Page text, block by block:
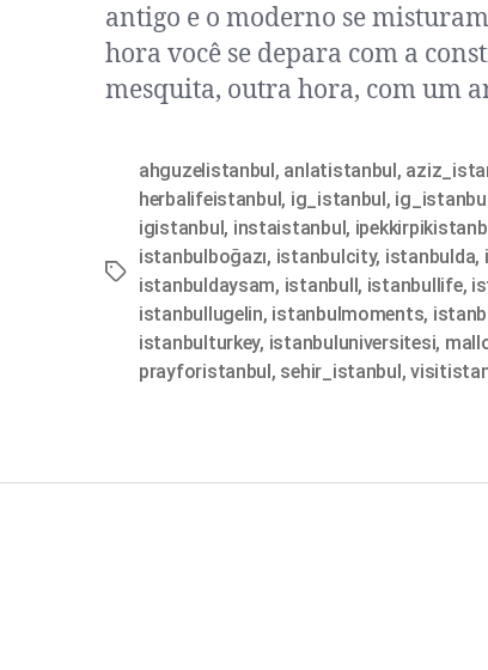
antigo e o moderno se
hora você se depara com a
mesquita, outra hora, com um
ahguzelistanbul, anlatistanbul,
herbalifeistanbul, ig_istanbul,
igistanbul, instaistanbul,
istanbulboğazı, istanbulcity, istanbulda,
istanbuldaysam, istanbull, istanbullife,
istanbullugelin, istanbulmoments,
istanbulturkey, istanbuluniversitesi,
prayforistanbul, sehir_istanbul,